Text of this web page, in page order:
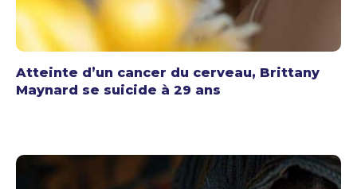
Atteinte d’un cancer du cerveau, Brittany
Maynard se suicide à 29 ans